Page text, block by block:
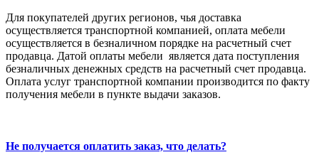
Для покупателей других регионов, чья доставка
осуществляется транспортной компанией, оплата мебели
осуществляется в безналичном порядке на расчетный счет
продавца. Датой оплаты мебели является дата поступления
безналичных денежных средств на расчетный счет продавца.
Оплата услуг транспортной компании производится по факту
получения мебели в пункте выдачи заказов.
Не получается оплатить заказ, что делать?